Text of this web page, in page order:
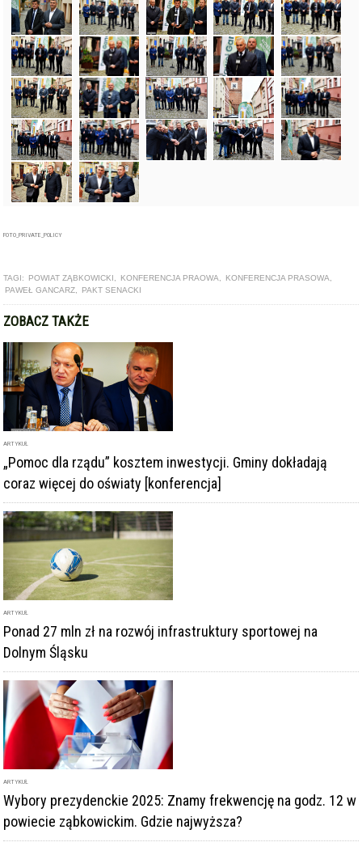
FOTO_PRIVATE_POLICY
TAGI: POWIAT ZĄBKOWICKI KONFERENCJA PRAOWA KONFERENCJA PRASOWA
PAWEŁ GANCARZ
PAKT SENACKI
ZOBACZ TAKŻE
ARTYKUŁ
„Pomoc dla rządu” kosztem inwestycji. Gminy dokładają
coraz więcej do oświaty [konferencja]
ARTYKUŁ
Ponad 27 mln zł na rozwój infrastruktury sportowej na
Dolnym Śląsku
ARTYKUŁ
Wybory prezydenckie 2025: Znamy frekwencję na godz. 12 w
powiecie ząbkowickim. Gdzie najwyższa?